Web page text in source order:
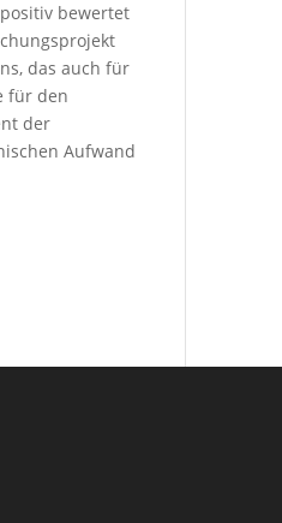
bewertet
das auch für
für den
der
Aufwand